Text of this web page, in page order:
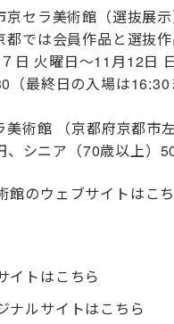
セラ美術館（選抜展示
では会員作品と選抜作
日 火曜日〜11月12日
（最終日の入場は
美術館 （京都府京都市
、シニア（70歳以上）
館のウェブサイトはこ
イトはこちら
ナルサイトはこちら